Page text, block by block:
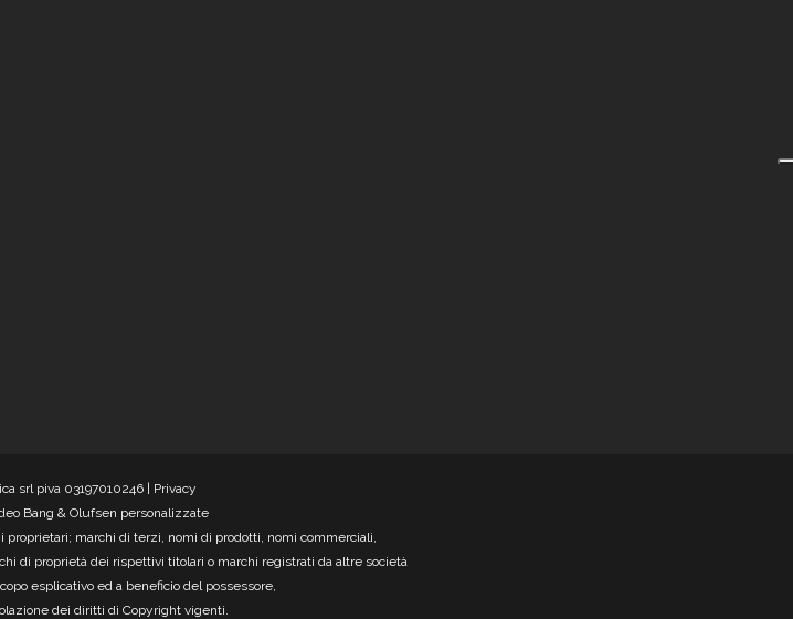
srl piva 03197010246 | Privacy
Bang & Olufsen personalizzate
marchi di terzi, nomi di prodotti, nomi commerciali,
di proprietà dei rispettivi titolari o marchi registrati da altre società
esplicativo ed a beneficio del possessore,
dei diritti di Copyright vigenti.